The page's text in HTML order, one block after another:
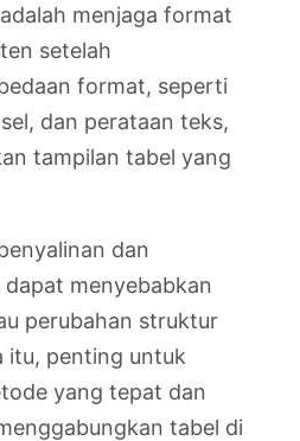
menjaga format
setelah
format, seperti
dan perataan teks,
tampilan tabel yang
dan
menyebabkan
perubahan struktur
itu, penting untuk
yang tepat dan
tabel di